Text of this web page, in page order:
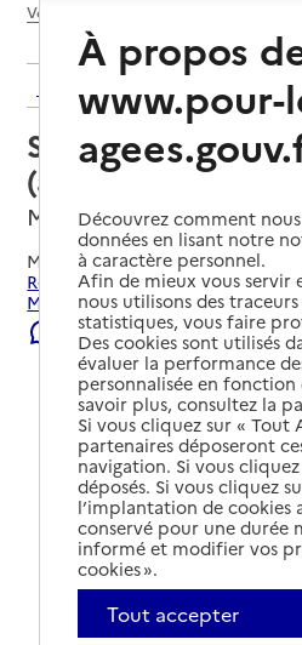
Voir le fil d’Ariane
Retour aux résultats de
Service autonomie
(aide) – Âges & Vie
Montfaucon-en-Velay,
Mis à jour le04/08/2026
Rechercher les établissements
Montfaucon-en-Velay.
Signaler une erreur
À propos
www.pour-
Découvrez comment
données en lisant notre
à caractère personnel.
Afin de mieux vous servir
nous utilisons des
statistiques, vous faire
Des cookies sont utilisés
évaluer la performance
personnalisée en
savoir plus, consultez la
Si vous cliquez sur « Tout
partenaires déposeront
navigation. Si vous
déposés. Si vous cliquez
l’implantation de cookies
conservé pour une durée
informé et modifier vos
cookies ».
Tout accepter